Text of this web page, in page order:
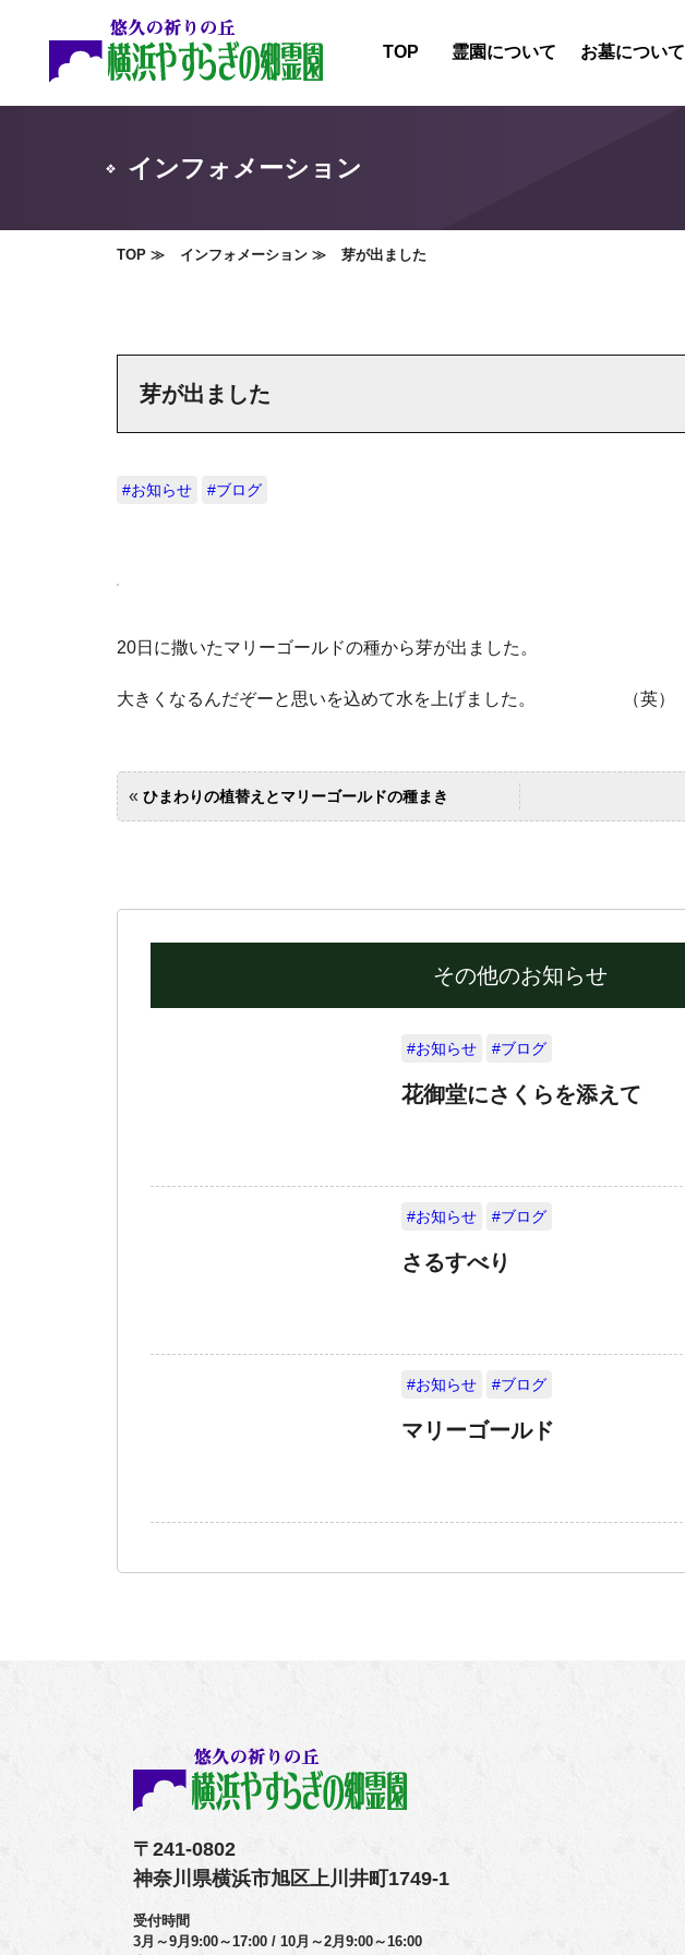
TOP 霊園について
霊園紹介
お墓について
インフォメーション
TOP インフォメーション 芽が出ました
芽が出ました
#お知らせ #ブログ
20日に撒いたマリーゴールドの種から芽が出ました。
大きくなるんだぞーと思いを込めて水を上げました。 （英）
« ひまわりの植替えとマリーゴールドの種まき
その他のお知らせ
#お知らせ #ブログ
花御堂にさくらを添えて
#お知らせ #ブログ
さるすべり
#お知らせ #ブログ
マリーゴールド
〒241-0802
神奈川県横浜市旭区上川井町1749-1
受付時間
3月～9月9:00～17:00 / 10月～2月9:00～16:00